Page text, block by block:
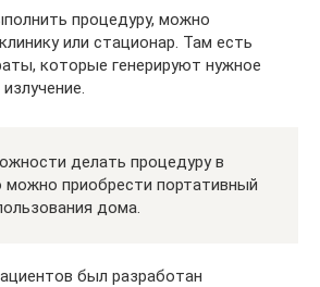
процедуру, можно
или стационар. Там есть
которые генерируют нужное
делать процедуру в
можно приобрести портативный
дома.
был разработан